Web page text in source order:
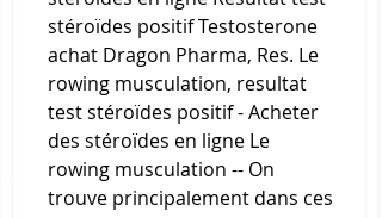
stéroïdes positif Testosterone
achat Dragon Pharma, Res. Le
rowing musculation, resultat
test stéroïdes positif - Acheter
des stéroïdes en ligne Le
rowing musculation -- On
trouve principalement dans ces